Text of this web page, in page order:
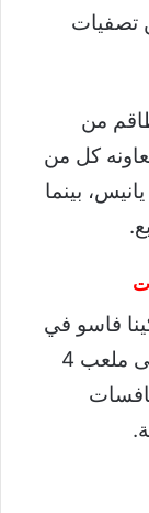
تصفيات
من
كل من
بينما
فاسو في
تمام السابعة مساءً بتوقيت القاهرة، على ملعب 4